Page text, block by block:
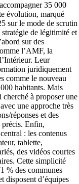
35 000
évolution, marqué
sur le mode de scrutin
de légitimité et
sur des
l’AMF, la
Leur
juridiquement
comme le nouveau
habitants. Mais
à proposer une
une approche très
réponses et des
précis. Enfin,
: les contenus
tablette,
des vidéos courtes
Cette simplicité
% des communes
disposent d’équipes